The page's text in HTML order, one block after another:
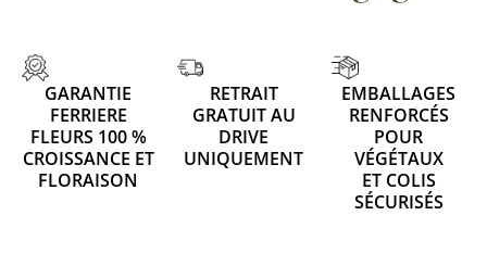
GARANTIE
FERRIERE
FLEURS 100 %
CROISSANCE ET
FLORAISON
RETRAIT
GRATUIT AU
DRIVE
UNIQUEMENT
EMBALLAGES
RENFORCÉS
POUR
VÉGÉTAUX
ET COLIS
SÉCURISÉS